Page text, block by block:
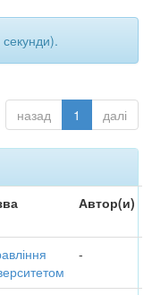
назад 1 далі
Автор(и)
-